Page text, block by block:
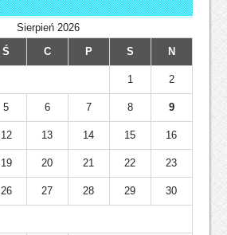
Sierpień 2026
Ś C P S N
1 2
5 6 7 8 9
12 13 14 15 16
19 20 21 22 23
26 27 28 29 30